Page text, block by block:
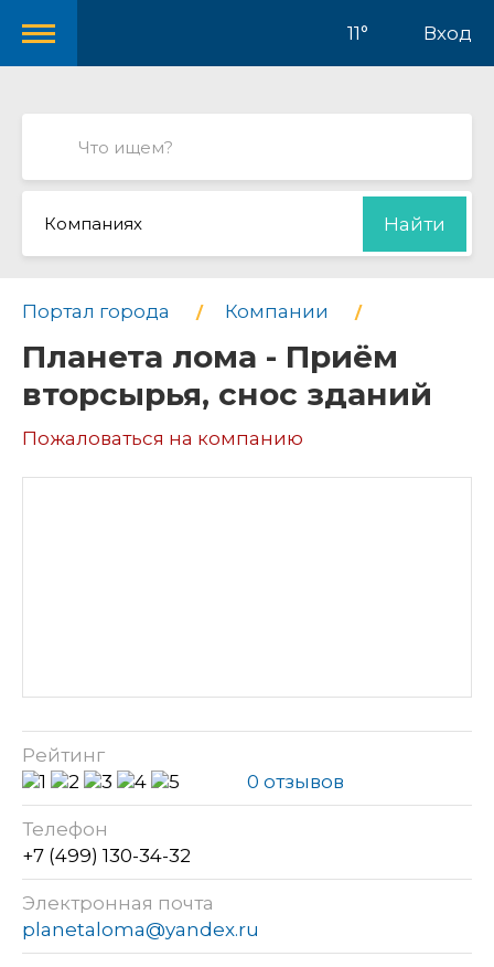
11° Вход
Компаниях Найти
Портал города Компании
Планета лома - Приём
вторсырья, снос зданий
Пожаловаться на компанию
Рейтинг
0 отзывов
Телефон
+7 (499) 130-34-32
Электронная почта
planetaloma@yandex.ru